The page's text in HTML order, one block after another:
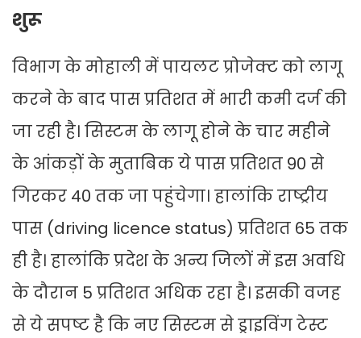
शुरू
विभाग के मोहाली में पायलट प्रोजेक्ट को लागू
करने के बाद पास प्रतिशत में भारी कमी दर्ज की
जा रही है। सिस्टम के लागू होने के चार महीने
के आंकड़ों के मुताबिक ये पास प्रतिशत 90 से
गिरकर 40 तक जा पहुंचेगा। हालांकि राष्ट्रीय
पास (driving licence status) प्रतिशत 65 तक
ही है। हालांकि प्रदेश के अन्य जिलों में इस अवधि
के दौरान 5 प्रतिशत अधिक रहा है। इसकी वजह
से ये सपष्ट है कि नए सिस्टम से ड्राइविंग टेस्ट